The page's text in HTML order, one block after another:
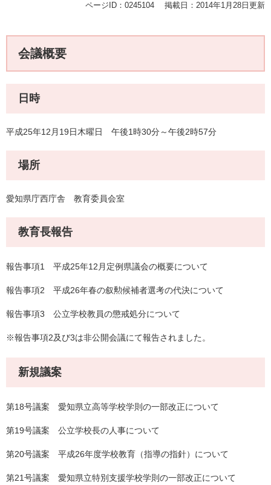
ページID：0245104 掲載日：2014年1月28日更新
会議概要
日時
平成25年12月19日木曜日 午後1時30分～午後2時57分
場所
愛知県庁西庁舎 教育委員会室
教育長報告
報告事項1 平成25年12月定例県議会の概要について
報告事項2 平成26年春の叙勲候補者選考の代決について
報告事項3 公立学校教員の懲戒処分について
※報告事項2及び3は非公開会議にて報告されました。
新規議案
第18号議案 愛知県立高等学校学則の一部改正について
第19号議案 公立学校長の人事について
第20号議案 平成26年度学校教育（指導の指針）について
第21号議案 愛知県立特別支援学校学則の一部改正について